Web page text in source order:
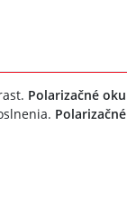
Polarizačné